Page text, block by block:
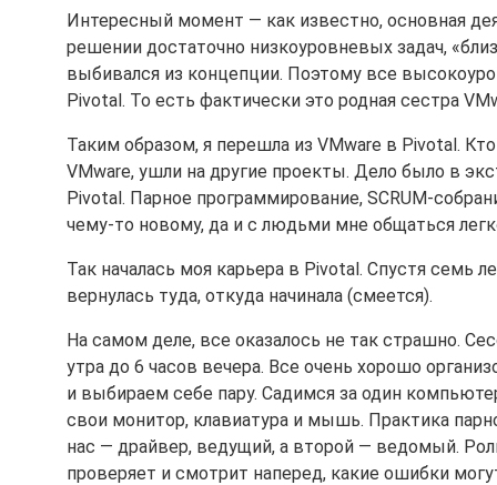
Интересный момент — как известно, основная
решении достаточно низкоуровневых задач,
выбивался из концепции. Поэтому все
Pivotal. То есть фактически это родная сестра
Таким образом, я перешла из VMware в Pivotal.
VMware, ушли на другие проекты. Дело было в
Pivotal. Парное программирование, SCRUM-
чему-то новому, да и с людьми мне общаться
Так началась моя карьера в Pivotal. Спустя семь
вернулась туда, откуда начинала (смеется).
На самом деле, все оказалось не так страшно.
утра до 6 часов вечера. Все очень хорошо
и выбираем себе пару. Садимся за один
свои монитор, клавиатура и мышь. Практика
нас — драйвер, ведущий, а второй — ведомый.
проверяет и смотрит наперед, какие ошибки